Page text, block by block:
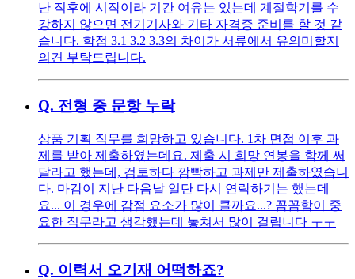
난 직후에 시작이라 기간 여유는 있는데 계절학기를 수
강하지 않으면 전기기사와 기타 자격증 준비를 할 것 같
습니다. 학점 3.1 3.2 3.3의 차이가 서류에서 유의미할지
의견 부탁드립니다.
Q. 전형 중 문항 누락
상품 기획 직무를 희망하고 있습니다. 1차 면접 이후 과
제를 받아 제출하였는데요. 제출 시 희망 연봉을 함께 써
달라고 했는데, 검토하다 깜빡하고 과제만 제출하였습니
다. 마감이 지난 다음날 일단 다시 연락하기는 했는데
요... 이 경우에 감점 요소가 많이 클까요...? 꼼꼼함이 중
요한 직무라고 생각했는데 놓쳐서 많이 걸립니다 ㅜㅜ
Q. 이력서 오기재 어떡하죠?